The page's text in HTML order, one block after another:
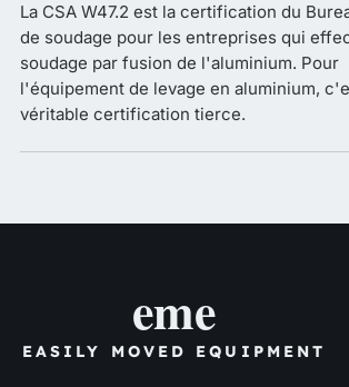
La CSA W47.2 est la certification du
de soudage pour les entreprises qui
soudage par fusion de l'aluminium. Pour
l'équipement de levage en aluminium,
véritable certification tierce.
eme
EASILY MOVED EQUIPMENT